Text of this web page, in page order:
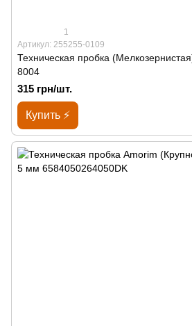
1
Артикул: 255255-0109
Техническая пробка
8004
315 грн/шт.
Купить ⚡